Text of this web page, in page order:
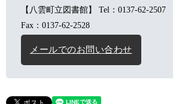
【八雲町立図書館】
Tel：0137-62-2507
Fax：0137-62-2528
メールでのお問い合わせ